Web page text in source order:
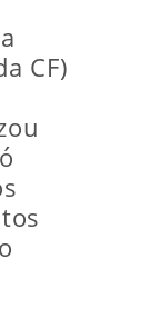
CF)